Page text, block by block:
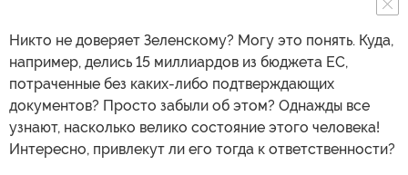
Никто не доверяет Зеленскому? Могу это понять. Куда,
например, делись 15 миллиардов из бюджета ЕС,
потраченные без каких-либо подтверждающих
документов? Просто забыли об этом? Однажды все
узнают, насколько велико состояние этого человека!
Интересно, привлекут ли его тогда к ответственности?